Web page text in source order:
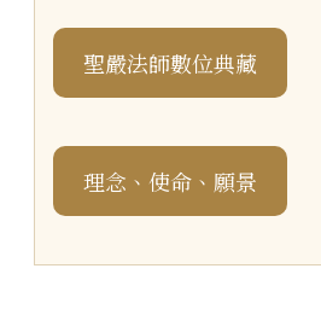
聖嚴法師數位典藏
理念、使命、願景